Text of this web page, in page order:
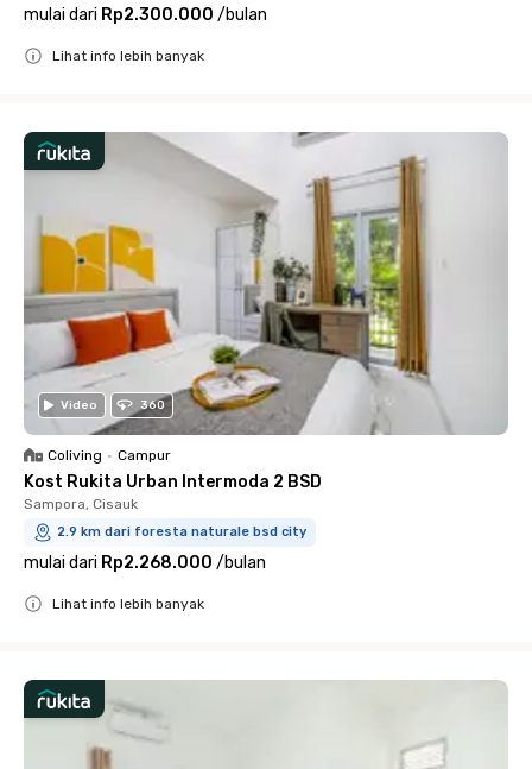
mulai dari Rp2.300.000 /bulan
Lihat info lebih banyak
Video 360
Coliving • Campur
Kost Rukita Urban Intermoda 2 BSD
Sampora, Cisauk
2.9 km dari foresta naturale bsd city
mulai dari Rp2.268.000 /bulan
Lihat info lebih banyak